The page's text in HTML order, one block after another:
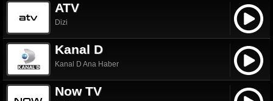
ATV
Dizi
Kanal D
Kanal D Ana Haber
Now TV